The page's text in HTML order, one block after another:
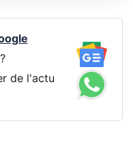
de l'actu